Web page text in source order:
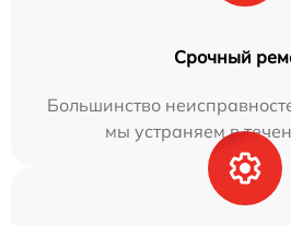
Срочный
Большинство
мы устраняем в